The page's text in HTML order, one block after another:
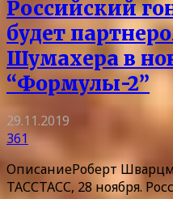
Российский
будет
Шумахера в
“Формулы-2”
29.11.2019
361
ОписаниеРоберт
ТАССТАСС, 28 ноября.